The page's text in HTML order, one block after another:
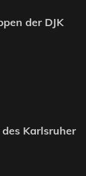
der DJK
Karlsruher